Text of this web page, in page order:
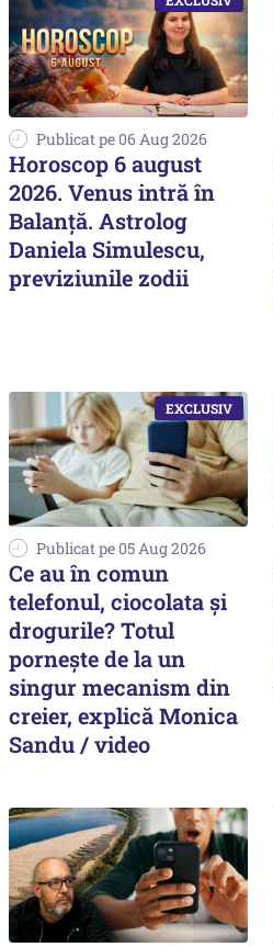
Publicat pe 06 Aug 2026
Horoscop 6 august
2026. Venus intră în
Balanță. Astrolog
Daniela Simulescu,
previziunile zodii
Publicat pe 05 Aug 2026
Ce au în comun
telefonul, ciocolata și
drogurile? Totul
pornește de la un
singur mecanism din
creier, explică Monica
Sandu / video